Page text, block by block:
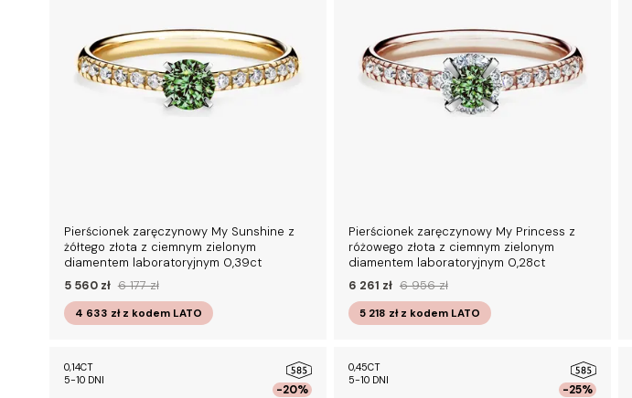
Pierścionek zaręczynowy My Sunshine z
żółtego złota z ciemnym zielonym
diamentem laboratoryjnym 0,39ct
5 560 zł 6 177 zł
4 633 zł z kodemLATO
Pierścionek zaręczynowy My Princess z
różowego złota z ciemnym zielonym
diamentem laboratoryjnym 0,28ct
6 261 zł 6 956 zł
5 218 zł z kodemLATO
-20%
0,14CT
5-10 DNI
-25%
0,45CT
5-10 DNI